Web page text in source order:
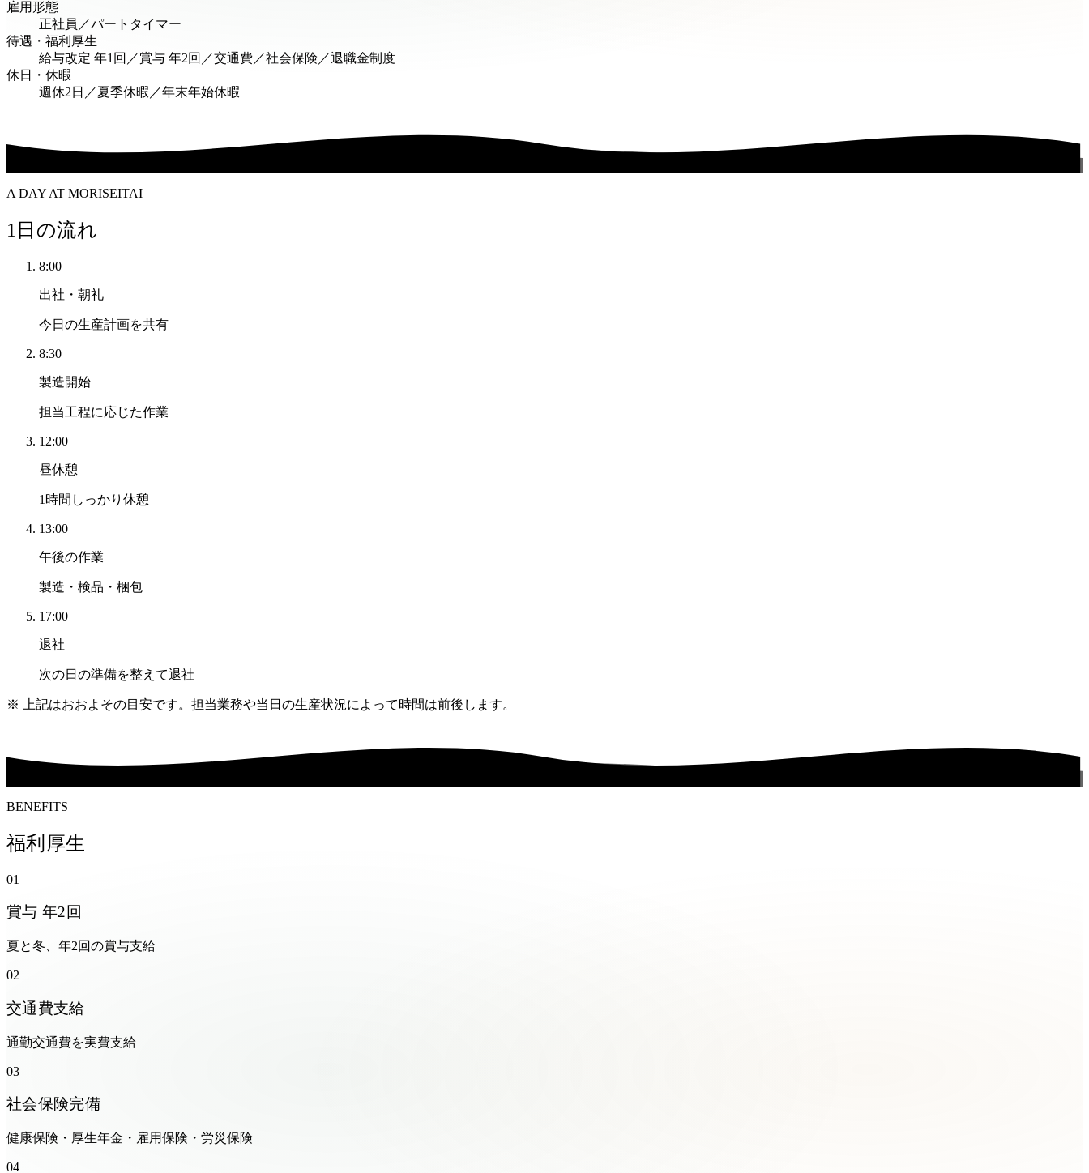
雇用形態
正社員／パートタイマー
待遇・福利厚生
給与改定 年1回／賞与 年2回／交通費／社会保険／退職金制度
休日・休暇
週休2日／夏季休暇／年末年始休暇
A DAY AT MORISEITAI
1日の流れ
8:00
出社・朝礼
今日の生産計画を共有
8:30
製造開始
担当工程に応じた作業
12:00
昼休憩
1時間しっかり休憩
13:00
午後の作業
製造・検品・梱包
17:00
退社
次の日の準備を整えて退社
※ 上記はおおよその目安です。担当業務や当日の生産状況によって時間は前後します。
BENEFITS
福利厚生
01
賞与 年2回
夏と冬、年2回の賞与支給
02
交通費支給
通勤交通費を実費支給
03
社会保険完備
健康保険・厚生年金・雇用保険・労災保険
04